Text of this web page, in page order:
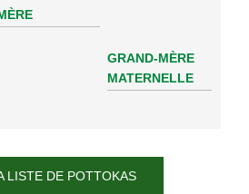
GRAND-MÈRE
MATERNELLE
LISTE DE POTTOKAS